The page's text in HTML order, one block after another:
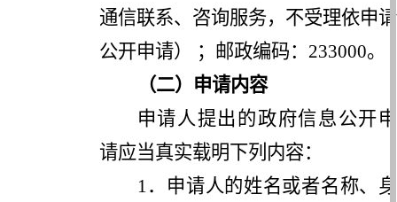
通信联系、咨询服务，不受理依申请
公开申请） ；邮政编码：233000。
（二）申请内容
申请人提出的政府信息公开申
请应当真实载明下列内容：
1 ．申请人的姓名或者名称、身